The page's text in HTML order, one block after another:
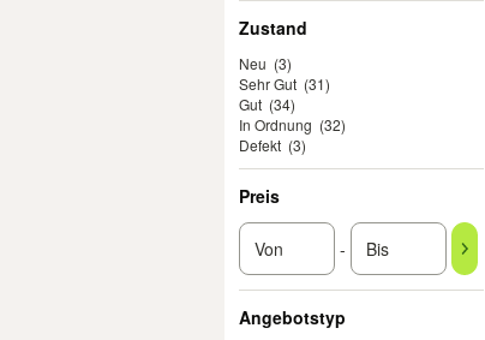
Zustand
Neu (3)
Sehr Gut (31)
Gut (34)
In Ordnung (32)
Defekt (3)
Preis
-
Angebotstyp